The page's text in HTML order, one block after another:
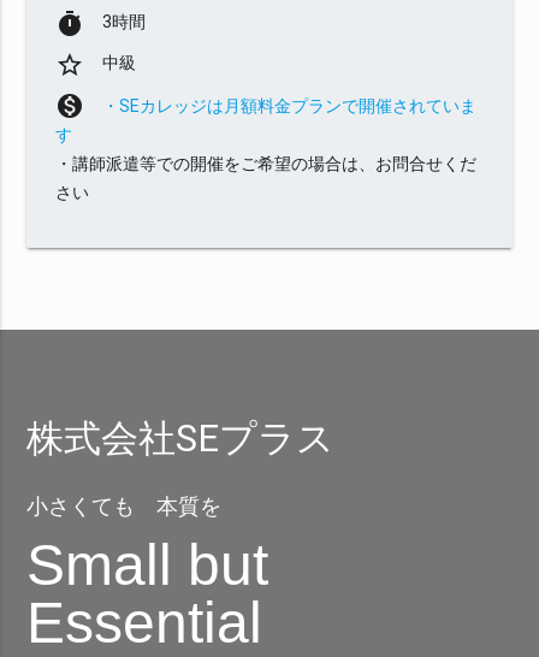
timer 3時間
star_border 中級
monetization_on
・SEカレッジは月額料金プランで開催されていま
す
・講師派遣等での開催をご希望の場合は、お問合せくだ
さい
株式会社SEプラス
小さくても 本質を
Small but
Essential